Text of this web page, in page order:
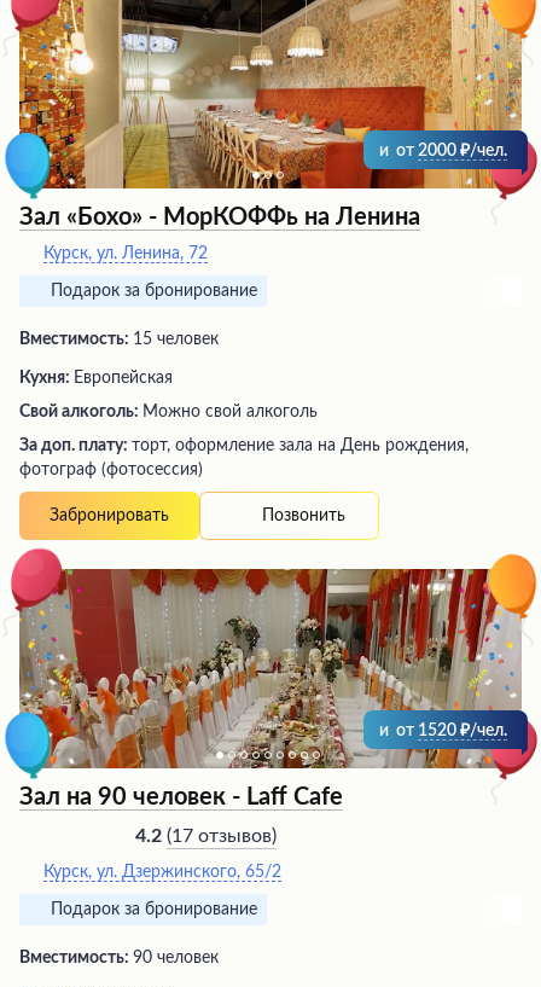
и от 2000 /чел.
Зал «Бохо» - МорКОФФь на Ленина
Курск, ул. Ленина, 72
Подарок за бронирование
Вместимость: 15 человек
Кухня: Европейская
Свой алкоголь: Можно свой алкоголь
За доп. плату: торт, оформление зала на День рождения,
фотограф (фотосессия)
Забронировать Позвонить
и от 1520 /чел.
Зал на 90 человек - Laff Cafe
4.2 (17 отзывов)
Курск, ул. Дзержинского, 65/2
Подарок за бронирование
Вместимость: 90 человек